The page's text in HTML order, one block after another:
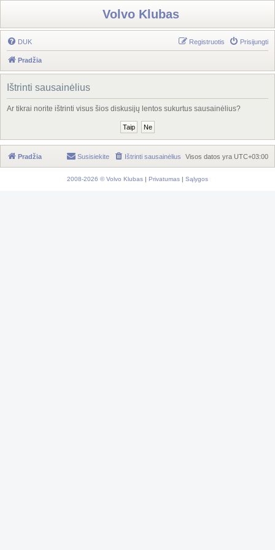
Volvo Klubas
DUK Prisijungti
Registruotis
Pradžia
Ištrinti sausainėlius
Ar tikrai norite ištrinti visus šios diskusijų lentos sukurtus sausainėlius?
Pradžia Visos datos yra UTC+03:00
Ištrinti sausainėlius
Susisiekite
2008-2026 © Volvo Klubas | Privatumas | Sąlygos